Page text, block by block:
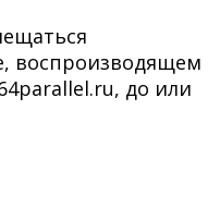
воспроизводящем
до или